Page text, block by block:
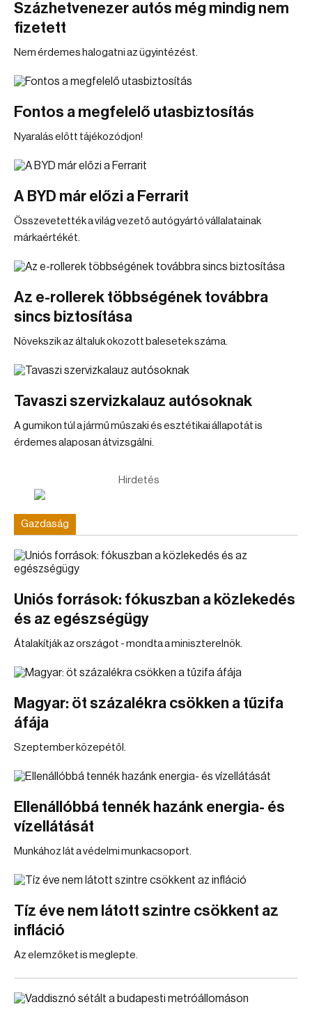
Százhetvenezer autós még mindig nem
fizetett
Nem érdemes halogatni az ügyintézést.
Fontos a megfelelő utasbiztosítás
Nyaralás előtt tájékozódjon!
A BYD már előzi a Ferrarit
Összevetették a világ vezető autógyártó vállalatainak
márkaértékét.
Az e-rollerek többségének továbbra
sincs biztosítása
Növekszik az általuk okozott balesetek száma.
Tavaszi szervizkalauz autósoknak
A gumikon túl a jármű műszaki és esztétikai állapotát is
érdemes alaposan átvizsgálni.
Hirdetés
Gazdaság
Uniós források: fókuszban a közlekedés
és az egészségügy
Átalakítják az országot - mondta a miniszterelnök.
Magyar: öt százalékra csökken a tűzifa
áfája
Szeptember közepétől.
Ellenállóbbá tennék hazánk energia- és
vízellátását
Munkához lát a védelmi munkacsoport.
Tíz éve nem látott szintre csökkent az
infláció
Az elemzőket is meglepte.